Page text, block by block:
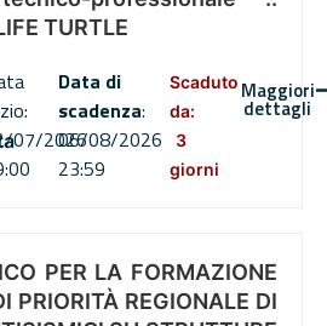
TURTLE
07/2026
Data di
scadenza:
06/08/2026
23:59
Scaduto
da:
3
giorni
Maggiori
dettagli
PER LA FORMAZIONE
PRIORITÀ REGIONALE DI